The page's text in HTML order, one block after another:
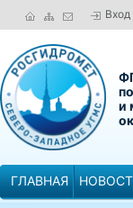
Вход
и
ГЛАВНАЯ